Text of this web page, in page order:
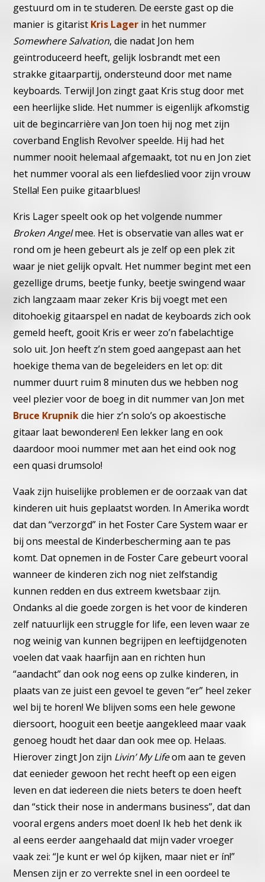
gestuurd om in te studeren. De eerste gast op die
manier is gitarist Kris Lager in het nummer
Somewhere Salvation, die nadat Jon hem
geïntroduceerd heeft, gelijk losbrandt met een
strakke gitaarpartij, ondersteund door met name
keyboards. Terwijl Jon zingt gaat Kris stug door met
een heerlijkeslide. Het nummer is eigenlijk afkomstig
uit de begincarrière van Jon toen hij nog met zijn
coverband English Revolver speelde. Hij had het
nummer nooit helemaal afgemaakt, tot nu en Jon ziet
het nummervooral als een liefdeslied voor zijn vrouw
Stella! Een puike gitaarblues!
Kris Lager speelt ook op het volgende nummer
Broken Angelmee. Het is observatie van alles wat er
rond om je heen gebeurt als je zelfop een plek zit
waar je niet gelijk opvalt. Het nummer begint met een
gezellige drums, beetje funky, beetjeswingend waar
zich langzaam maar zeker Kris bij voegt met een
ditohoekig gitaarspel en nadat de keyboards zich ook
gemeld heeft, gooit Kris er weer zo’n fabelachtige
solo uit. Jon heeft z’n stem goed aangepast aan het
hoekige thema van de begeleiders en let op: dit
nummerduurt ruim 8 minuten dus we hebben nog
veel plezier voor de boeg in dit nummer van Jon met
Bruce Krupnikdie hier z’n solo’s opakoestische
gitaar laat bewonderen! Een lekker lang en ook
daardoor mooi nummer met aan het eind ook nog
een quasi drumsolo!
Vaak zijn huiselijke problemen er de oorzaak van dat
kinderen uit huis geplaatst worden. In Amerika wordt
dat dan “verzorgd” in het FosterCare System waar er
bij ons meestal de Kinderbescherming aan te pas
komt. Dat opnemen in de Foster Care gebeurt vooral
wanneer de kinderen zich nog niet zelfstandig
kunnen redden en dus extreem kwetsbaar zijn.
Ondanks al die goede zorgen is het voor de kinderen
zelf natuurlijk een struggle for life, een leven waar ze
nog weinig van kunnen begrijpen en leeftijdgenoten
voelen dat vaak haarfijn aan en richten hun
“aandacht” dan ook nog eens op zulke kinderen, in
plaats van ze juisteen gevoel te geven “er” heel zeker
wel bij te horen!We blijven soms een hele gewone
diersoort, hooguit een beetje aangekleed maar vaak
genoeg houdt het daar dan ook mee op. Helaas.
Hierover zingt Jon zijn Livin’ My Lifeom aan te geven
dat eenieder gewoon het recht heeft op een eigen
leven en dat iedereen die niets beters te doen heeft
dan “stick their nose in andermans business”,dat dan
vooral ergens anders moet doen! Ik heb het denk ik
al eens eerder aangehaald dat mijn vader vroeger
vaak zei: “Je kunt er wel óp kijken, maar niet er ín!”
Mensen zijn er zo verrekte snel in een oordeel te